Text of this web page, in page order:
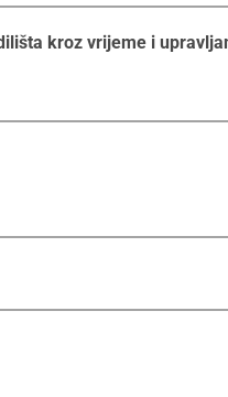
kroz vrijeme i